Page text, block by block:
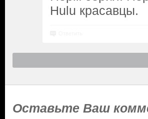
Hulu красавцы.
Оставьте Ваш